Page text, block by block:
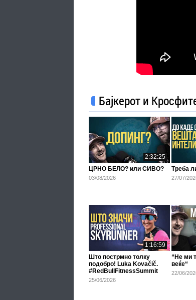
Бајкерот и
2:32:25
ЦРНО БЕЛО? или СИВО?
03/08/2026
Треба
27/07/
1:16:59
Што пострмно толку
подобро! Luka Kovačič.
#RedBullFitnessSummit
25/06/2026
“Не ми
веќе“
22/06/